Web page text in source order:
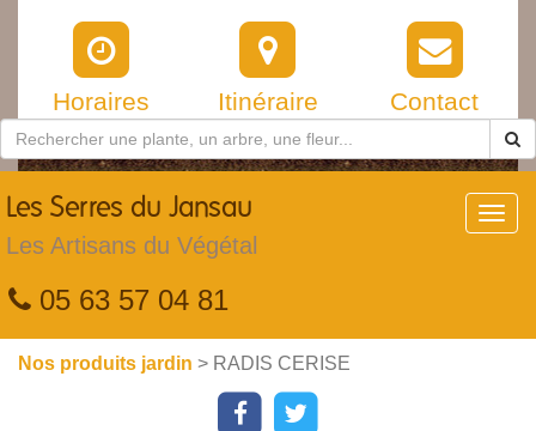
Horaires Itinéraire Contact
Les Serres du Jansau
Les Artisans du Végétal
05 63 57 04 81
Nos produits jardin > RADIS CERISE